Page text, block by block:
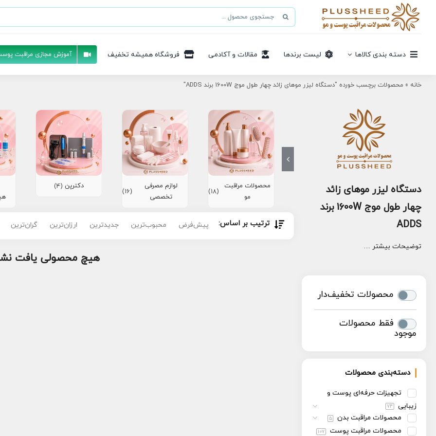
جستجو
برای:
دسته بندی کالاها لیست برندها مقالات و آکادمی فروشگاه همیشه تخفیف آموزش مجازی مراقبت
خانه » محصولات برچسب خورده "دستگاه لیزر موهای زائد چهار طول موج 1600W برند ADDS"
دستگاه لیزر موهای زائد
چهار طول موج 1600W برند
ADDS
توضیحات بیشتر …
محصولات تخفیف‌دار
فقط محصولات
موجود
دسته‌بندی محصولات
تجهیزات حرفه‌ای پوست و
زیبایی
74
محصولات مراقبت بدن 5
محصولات مراقبت پوست 107
محصولات مراقبت
مو
(18)
لوازم مصرفی
تخصصی
(16)
دکترپن (4)
ترتیب بر اساس: پیش‌فرض محبوب‌ترین جدیدترین ارزان‌ترین گران‌ترین
هیچ محصولی یافت